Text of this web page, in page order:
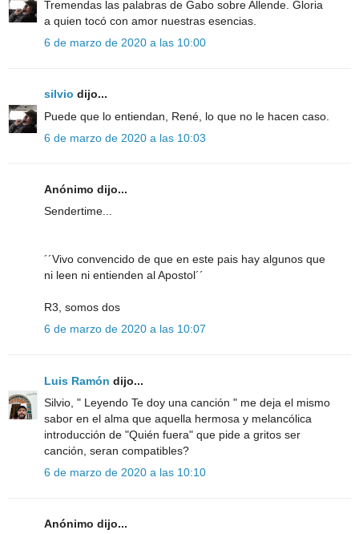
Tremendas las palabras de Gabo sobre Allende. Gloria
a quien tocó con amor nuestras esencias.
6 de marzo de 2020 a las 10:00
silvio dijo...
Puede que lo entiendan, René, lo que no le hacen caso.
6 de marzo de 2020 a las 10:03
Anónimo dijo...
Sendertime...
´´Vivo convencido de que en este pais hay algunos que
ni leen ni entienden al Apostol´´
R3, somos dos
6 de marzo de 2020 a las 10:07
Luis Ramón dijo...
Silvio, " Leyendo Te doy una canción " me deja el mismo
sabor en el alma que aquella hermosa y melancólica
introducción de "Quién fuera" que pide a gritos ser
canción, seran compatibles?
6 de marzo de 2020 a las 10:10
Anónimo dijo...